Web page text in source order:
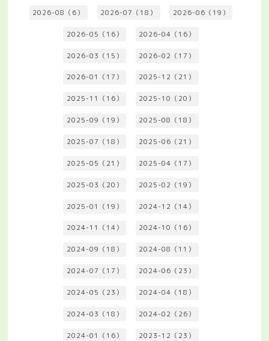
2026-08（6） 2026-07（18） 2026-06（19）
2026-05（16） 2026-04（16）
2026-03（15） 2026-02（17）
2026-01（17） 2025-12（21）
2025-11（16） 2025-10（20）
2025-09（19） 2025-08（18）
2025-07（18） 2025-06（21）
2025-05（21） 2025-04（17）
2025-03（20） 2025-02（19）
2025-01（19） 2024-12（14）
2024-11（14） 2024-10（16）
2024-09（18） 2024-08（11）
2024-07（17） 2024-06（23）
2024-05（23） 2024-04（18）
2024-03（18） 2024-02（26）
2024-01（16） 2023-12（23）